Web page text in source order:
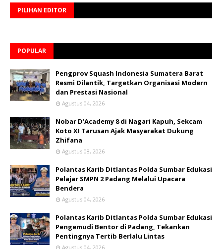
PILIHAN EDITOR
POPULAR
Pengprov Squash Indonesia Sumatera Barat
Resmi Dilantik, Targetkan Organisasi Modern
dan Prestasi Nasional
Agustus 04, 2026
Nobar D’Academy 8 di Nagari Kapuh, Sekcam
Koto XI Tarusan Ajak Masyarakat Dukung
Zhifana
Agustus 08, 2026
Polantas Karib Ditlantas Polda Sumbar Edukasi
Pelajar SMPN 2 Padang Melalui Upacara
Bendera
Agustus 04, 2026
Polantas Karib Ditlantas Polda Sumbar Edukasi
Pengemudi Bentor di Padang, Tekankan
Pentingnya Tertib Berlalu Lintas
Agustus 04, 2026